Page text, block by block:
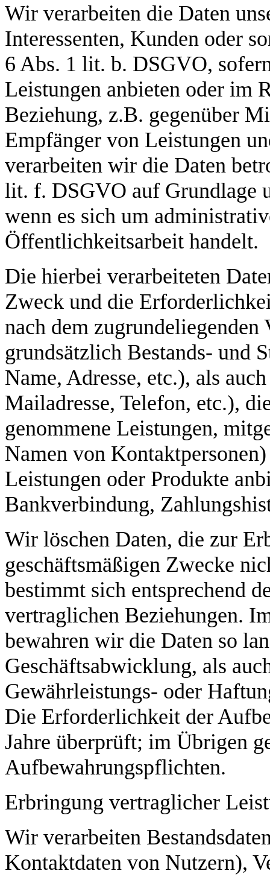
Wir verarbeiten die Daten
Interessenten, Kunden oder
6 Abs. 1 lit. b. DSGVO,
Leistungen anbieten oder im
Beziehung, z.B. gegenüber
Empfänger von Leistungen
verarbeiten wir die Daten
lit. f. DSGVO auf Grundlage
wenn es sich um
Öffentlichkeitsarbeit handelt.
Die hierbei verarbeiteten
Zweck und die
nach dem
grundsätzlich Bestands- und
Name, Adresse, etc.), als
Mailadresse, Telefon, etc.),
genommene Leistungen,
Namen von
Leistungen oder Produkte
Bankverbindung,
Wir löschen Daten, die zur
geschäftsmäßigen Zwecke
bestimmt sich entsprechend
vertraglichen Beziehungen.
bewahren wir die Daten so
Geschäftsabwicklung, als
Gewährleistungs- oder
Die Erforderlichkeit der
Jahre überprüft; im Übrigen
Aufbewahrungspflichten.
Erbringung vertraglicher
Wir verarbeiten
Kontaktdaten von Nutzern),